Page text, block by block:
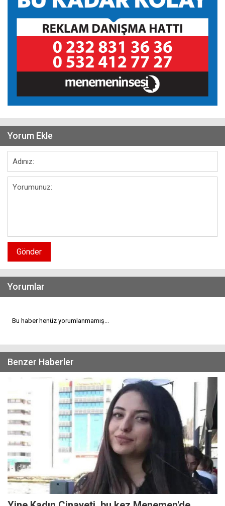
Yorum Ekle
Gönder
Yorumlar
Bu haber henüz yorumlanmamış...
Benzer Haberler